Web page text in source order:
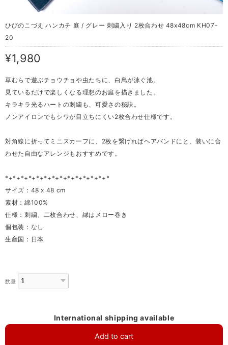
ひびのこづえ ハンカチ 庭 / グレー 刺繍入り 2枚合わせ 48x48cm KH07-
20
¥1,980
草むらで遊ぶチョウチョや虫たちに、白鳥が泳ぐ池。
見ているだけで楽しくなる理想のお庭を描きました。
キラキラ光るハートの刺繍も、可愛さの秘訣。
ノンアイロンでもシワが目立ちにくい2枚合わせ仕様です。
対角線に折ってミニスカーフに、2枚を繋げればヘアバンドにと、装いに合
わせた自由なアレンジもおすすめです。
*+*+*+*+*+*+*+*+*+*+*+*+*+*
サイズ：48 x 48 cm
素材：綿100%
仕様：刺繍、二枚合わせ、縁はメロー巻き
個包装：なし
生産国：日本
数量
International shipping available
Add to cart